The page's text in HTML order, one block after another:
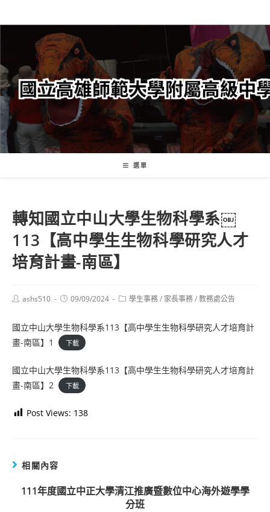
轉
要
內
容
選單
轉知國立中山大學生物科學系￼
113【高中學生生物科學研究人才
培育計畫-南區】
Postashs510
Post09/09/2024
Post學生事務/ 家長事務/教務處公告
國立中山大學生物科學系113【高中學生生物科學研究人才培育計
畫-南區】1
下載
國立中山大學生物科學系113【高中學生生物科學研究人才培育計
畫-南區】2
下載
Post Views: 138
相關內容
111年度國立中正大學清江推廣暨數位中心海外遊學學
分班